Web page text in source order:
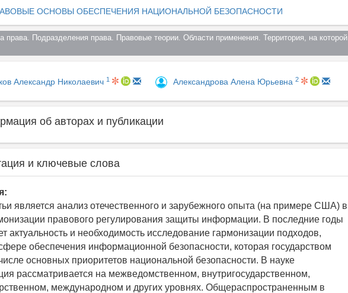
ОСНОВЫ ОБЕСПЕЧЕНИЯ НАЦИОНАЛЬНОЙ БЕЗОПАСНОСТИ
права. Подразделения права. Правовые теории. Области применения. Территория, на которой
Александр Николаевич 1 Александрова Алена Юрьевна 2
об авторах и публикации
и ключевые слова
является анализ отечественного и зарубежного опыта (на примере США) в
правового регулирования защиты информации. В последние годы
актуальность и необходимость исследование гармонизации подходов,
обеспечения информационной безопасности, которая государством
основных приоритетов национальной безопасности. В науке
рассматривается на межведомственном, внутригосударственном,
международном и других уровнях. Общераспространенным в